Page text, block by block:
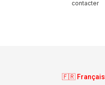
contacter
🇫🇷 Français